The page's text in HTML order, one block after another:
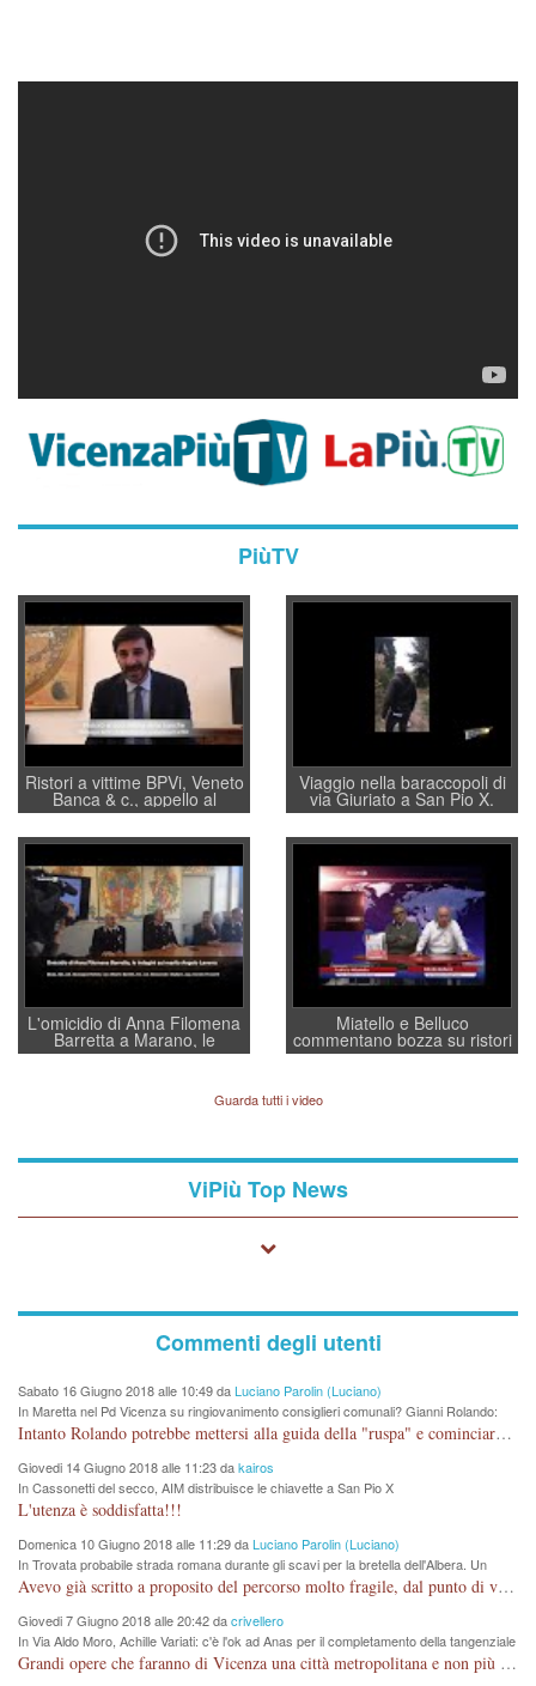
PiùTV
Ristori a vittime BPVi, Veneto
Banca & c., appello al
sottosegretario Alessio
Villarosa: per mettere ordine
convochi con Di Maio CNCU
a supporto della cabina di
regia al Mef
Viaggio nella baraccopoli di
via Giuriato a San Pio X.
Vicenza ai Vicentini: “faremo
un regalo di Natale ai
residenti”
L'omicidio di Anna Filomena
Barretta a Marano, le
indagini dei carabinieri di
Lavarra: più avvincenti di
quelle di... Barbara D'Urso
Miatello e Belluco
commentano bozza su ristori
BPVi e Veneto Banca
Guarda tutti i video
ViPiù Top News
Commenti degli utenti
Sabato 16 Giugno 2018 alle 10:49 daLuciano Parolin (Luciano)
In Maretta nel Pd Vicenza su ringiovanimento consiglieri comunali? Gianni Rolando:
"non mi dimetto". Angelo Tonello: "va bene così"
Intanto Rolando potrebbe mettersi alla guida della "ruspa" e cominciare a scavare l'acqua alle Maddalene, con tanti Auguri di Acque Vicentine, magari deviando il percorso della Bretella. Amen.
Giovedi 14 Giugno 2018 alle 11:23 dakairos
In Cassonetti del secco, AIM distribuisce le chiavette a San Pio X
L'utenza è soddisfatta!!!
Domenica 10 Giugno 2018 alle 11:29 daLuciano Parolin (Luciano)
In Trovata probabile strada romana durante gli scavi per la bretella dell'Albera. Un
nuovo stop?
Avevo già scritto a proposito del percorso molto fragile, dal punto di vista archeologico. La zona è sicuramente ricca di testimonianze religiose, con insediamenti abitativi, vedi l'acquedotto romano di Lobbia. Spero, che risorgive della Seriola, non subiscano danni.
Giovedi 7 Giugno 2018 alle 20:42 dacrivellero
In Via Aldo Moro, Achille Variati: c'è l'ok ad Anas per il completamento della tangenziale
Grandi opere che faranno di Vicenza una città metropolitana e non più provinciale soffocata dal rumore dal traffico e smog concentrato in 6 vie cittadine. complimenti